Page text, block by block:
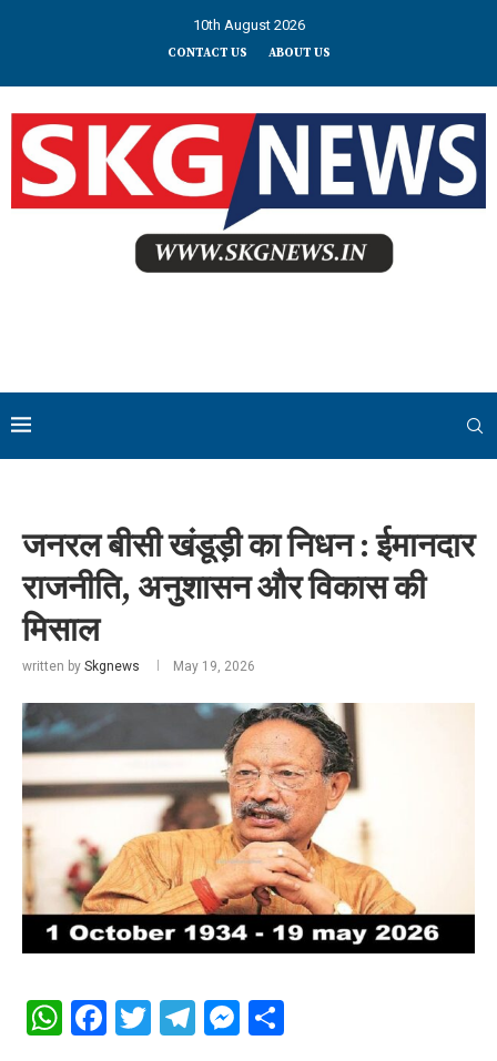
10th August 2026
CONTACT US ABOUT US
जनरल बीसी खंडूड़ी का निधन : ईमानदार
राजनीति, अनुशासन और विकास की
मिसाल
written by Skgnews May 19, 2026
WhatsApp
Facebook
Twitter
Telegram
Messenger